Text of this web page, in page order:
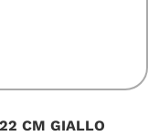
CM GIALLO